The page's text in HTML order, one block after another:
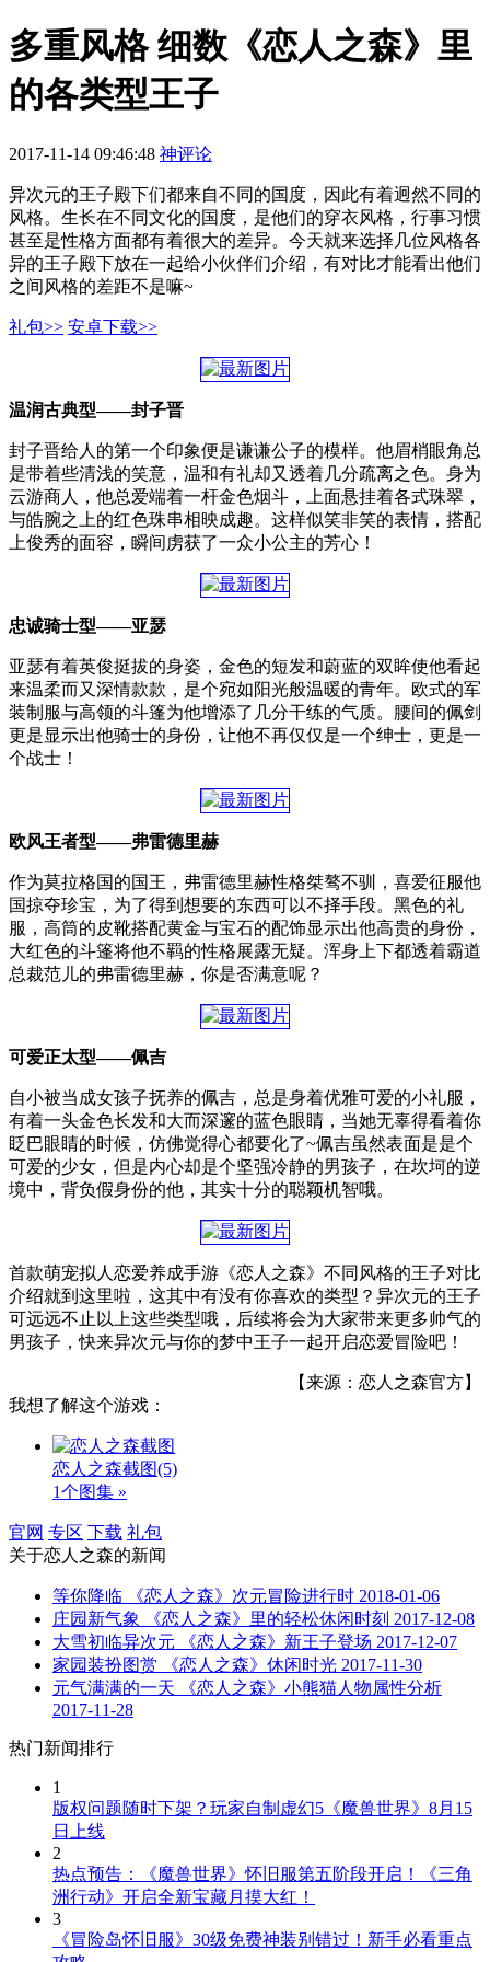
多重风格 细数《恋人之森》里
的各类型王子
2017-11-14 09:46:48 神评论
异次元的王子殿下们都来自不同的国度，因此有着迥然不同的
风格。生长在不同文化的国度，是他们的穿衣风格，行事习惯
甚至是性格方面都有着很大的差异。今天就来选择几位风格各
异的王子殿下放在一起给小伙伴们介绍，有对比才能看出他们
之间风格的差距不是嘛~
礼包>> 安卓下载>>
温润古典型——封子晋
封子晋给人的第一个印象便是谦谦公子的模样。他眉梢眼角总
是带着些清浅的笑意，温和有礼却又透着几分疏离之色。身为
云游商人，他总爱端着一杆金色烟斗，上面悬挂着各式珠翠，
与皓腕之上的红色珠串相映成趣。这样似笑非笑的表情，搭配
上俊秀的面容，瞬间虏获了一众小公主的芳心！
忠诚骑士型——亚瑟
亚瑟有着英俊挺拔的身姿，金色的短发和蔚蓝的双眸使他看起
来温柔而又深情款款，是个宛如阳光般温暖的青年。欧式的军
装制服与高领的斗篷为他增添了几分干练的气质。腰间的佩剑
更是显示出他骑士的身份，让他不再仅仅是一个绅士，更是一
个战士！
欧风王者型——弗雷德里赫
作为莫拉格国的国王，弗雷德里赫性格桀骜不驯，喜爱征服他
国掠夺珍宝，为了得到想要的东西可以不择手段。黑色的礼
服，高筒的皮靴搭配黄金与宝石的配饰显示出他高贵的身份，
大红色的斗篷将他不羁的性格展露无疑。浑身上下都透着霸道
总裁范儿的弗雷德里赫，你是否满意呢？
可爱正太型——佩吉
自小被当成女孩子抚养的佩吉，总是身着优雅可爱的小礼服，
有着一头金色长发和大而深邃的蓝色眼睛，当她无辜得看着你
眨巴眼睛的时候，仿佛觉得心都要化了~佩吉虽然表面是是个
可爱的少女，但是内心却是个坚强冷静的男孩子，在坎坷的逆
境中，背负假身份的他，其实十分的聪颖机智哦。
首款萌宠拟人恋爱养成手游《恋人之森》不同风格的王子对比
介绍就到这里啦，这其中有没有你喜欢的类型？异次元的王子
可远远不止以上这些类型哦，后续将会为大家带来更多帅气的
男孩子，快来异次元与你的梦中王子一起开启恋爱冒险吧！
【来源：恋人之森官方】
我想了解这个游戏：
恋人之森截图(5)
1个图集 »
官网 专区 下载 礼包
关于恋人之森的新闻
等你降临 《恋人之森》次元冒险进行时 2018-01-06
庄园新气象 《恋人之森》里的轻松休闲时刻 2017-12-08
大雪初临异次元 《恋人之森》新王子登场 2017-12-07
家园装扮图赏 《恋人之森》休闲时光 2017-11-30
元气满满的一天 《恋人之森》小熊猫人物属性分析
2017-11-28
热门新闻排行
1
版权问题随时下架？玩家自制虚幻5《魔兽世界》8月15
日上线
2
热点预告：《魔兽世界》怀旧服第五阶段开启！《三角
洲行动》开启全新宝藏月摸大红！
3
《冒险岛怀旧服》30级免费神装别错过！新手必看重点